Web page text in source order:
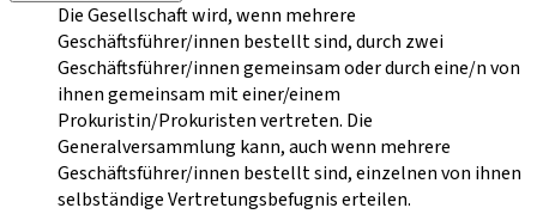
Die Gesellschaft wird, wenn mehrere
Geschäftsführer/innen bestellt sind, durch zwei
Geschäftsführer/innen gemeinsam oder durch eine/n von
ihnen gemeinsam mit einer/einem
Prokuristin/Prokuristen vertreten. Die
Generalversammlung kann, auch wenn mehrere
Geschäftsführer/innen bestellt sind, einzelnen von ihnen
selbständige Vertretungsbefugnis erteilen.